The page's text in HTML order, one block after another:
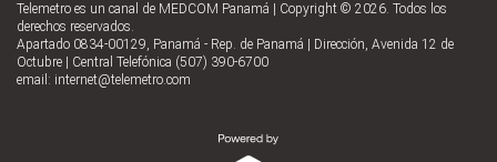
Telemetro es un canal de MEDCOM Panamá | Copyright © 2026. Todos los
derechos reservados.
Apartado 0834-00129, Panamá - Rep. de Panamá | Dirección, Avenida 12 de
Octubre | Central Telefónica (507) 390-6700
email: internet@telemetro.com